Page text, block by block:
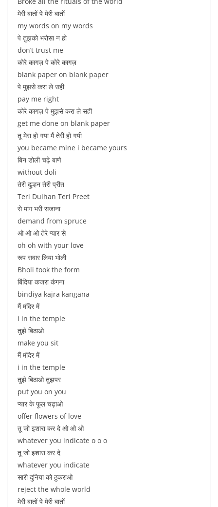
मेरी बातों पे मेरी बातों
my words on my words
पे तुझको भरोसा न हो
don’t trust me
कोरे कागज़ पे कोरे कागज़
blank paper on blank paper
पे मुझसे करा ले सही
pay me right
कोरे कागज़ पे मुझसे करा ले सही
get me done on blank paper
तू मेरा हो गया मैं तेरी हो गयी
you became mine i became yours
बिन डोली चढ़े बाणे
without doli
तेरी दुल्हन तेरी प्रीत
Teri Dulhan Teri Preet
से मांग भरी सजाना
demand from spruce
ओ ओ ओ तेरे प्यार से
oh oh with your love
रूप सवार लिया भोली
Bholi took the form
बिंदिया कजरा कंगना
bindiya kajra kangana
मैं मंदिर में
i in the temple
तुझे बिठाओ
make you sit
मैं मंदिर में
i in the temple
तुझे बिठाओ तुझपर
put you on you
प्यार के फूल चढ़ाओ
offer flowers of love
तू जो इशारा कर दे ओ ओ ओ
whatever you indicate o o o
तू जो इशारा कर दे
whatever you indicate
सारी दुनिया को ठुकराओ
reject the whole world
मेरी बातों पे मेरी बातों